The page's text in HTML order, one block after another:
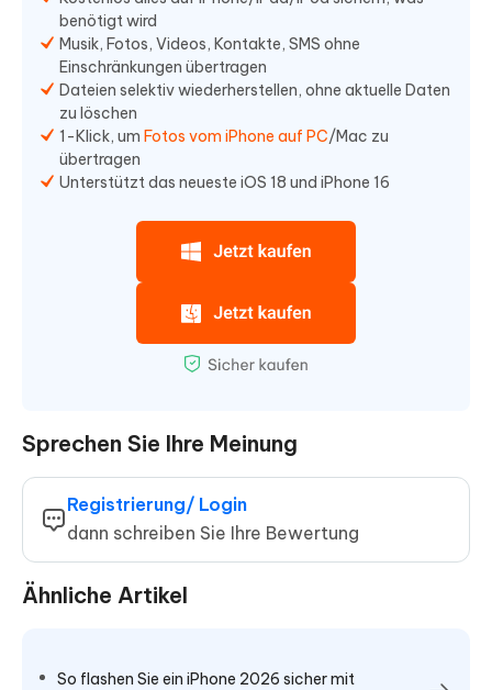
benötigt wird
Musik, Fotos, Videos, Kontakte, SMS ohne
Einschränkungen übertragen
Dateien selektiv wiederherstellen, ohne aktuelle Daten
zu löschen
1-Klick, um Fotos vom iPhone auf PC/Mac zu
übertragen
Unterstützt das neueste iOS 18 und iPhone 16
Sprechen Sie Ihre Meinung
Registrierung/ Login
dann schreiben Sie Ihre Bewertung
Ähnliche Artikel
So flashen Sie ein iPhone 2026 sicher mit